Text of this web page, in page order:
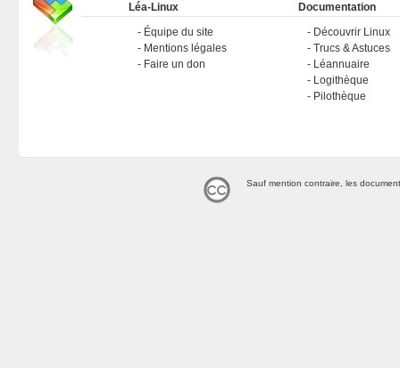
Léa-Linux
Équipe du site
Mentions légales
Faire un don
Documentation
Découvrir Linux
Trucs & Astuces
Léannuaire
Logithèque
Pilothèque
Sauf mention contraire, les